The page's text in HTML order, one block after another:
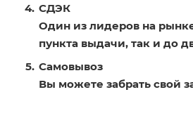
СДЭК
Один из лидеров на
пункта выдачи, так и до
Самовывоз
Вы можете забрать свой